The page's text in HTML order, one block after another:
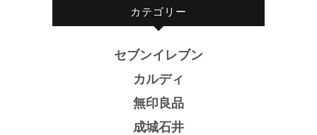
カテゴリー
セブンイレブン
カルディ
無印良品
成城石井